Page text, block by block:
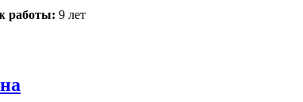
работы: 9 лет